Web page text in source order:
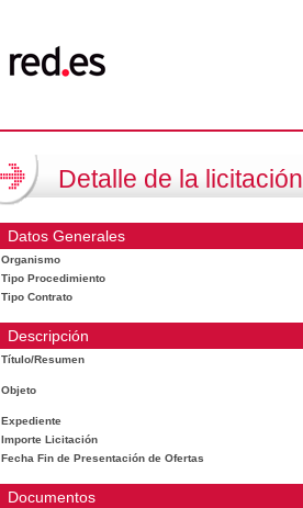
Detalle de la licitación
Datos Generales
Organismo
Tipo Procedimiento
Tipo Contrato
Descripción
Título/Resumen
Objeto
Expediente
Importe Licitación
Fecha Fin de Presentación de Ofertas
Documentos